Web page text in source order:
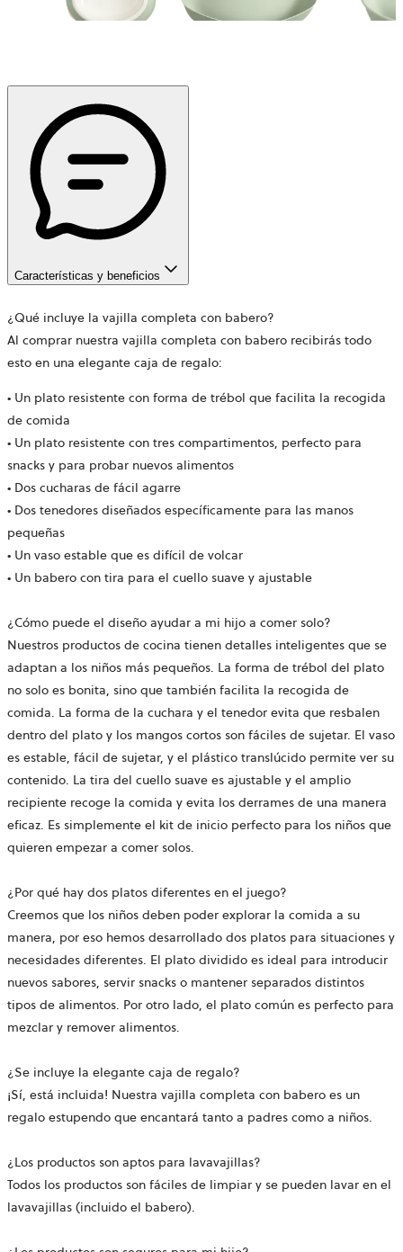
Características y beneficios
¿Qué incluye la vajilla completa con babero?
Al comprar nuestra vajilla completa con babero recibirás todo
esto en una elegante caja de regalo:
• Un plato resistente con forma de trébol que facilita la recogida
de comida
• Un plato resistente con tres compartimentos, perfecto para
snacks y para probar nuevos alimentos
• Dos cucharas de fácil agarre
• Dos tenedores diseñados específicamente para las manos
pequeñas
• Un vaso estable que es difícil de volcar
• Un babero con tira para el cuello suave y ajustable
¿Cómo puede el diseño ayudar a mi hijo a comer solo?
Nuestros productos de cocina tienen detalles inteligentes que se
adaptan a los niños más pequeños. La forma de trébol del plato
no solo es bonita, sino que también facilita la recogida de
comida. La forma de la cuchara y el tenedor evita que resbalen
dentro del plato y los mangos cortos son fáciles de sujetar. El vaso
es estable, fácil de sujetar, y el plástico translúcido permite ver su
contenido. La tira del cuello suave es ajustable y el amplio
recipiente recoge la comida y evita los derrames de una manera
eficaz. Es simplemente el kit de inicio perfecto para los niños que
quieren empezar a comer solos.
¿Por qué hay dos platos diferentes en el juego?
Creemos que los niños deben poder explorar la comida a su
manera, por eso hemos desarrollado dos platos para situaciones y
necesidades diferentes. El plato dividido es ideal para introducir
nuevos sabores, servir snacks o mantener separados distintos
tipos de alimentos. Por otro lado, el plato común es perfecto para
mezclar y remover alimentos.
¿Se incluye la elegante caja de regalo?
¡Sí, está incluida! Nuestra vajilla completa con babero es un
regalo estupendo que encantará tanto a padres como a niños.
¿Los productos son aptos para lavavajillas?
Todos los productos son fáciles de limpiar y se pueden lavar en el
lavavajillas (incluido el babero).